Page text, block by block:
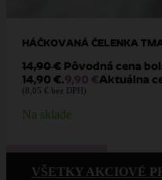
HÁČKOVANÁ ČELENKA
14,90€ Pôvodná cena
14,90 €.9,90 €Aktuálna
( 8,05 € bez DPH)
Na sklade
VŠETKY AKCIOVÉ